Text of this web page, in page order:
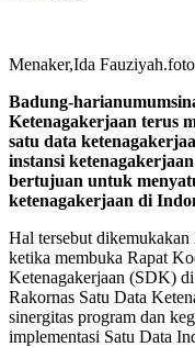
Menaker,Ida
Badung-
Ketenagakerjaan terus
satu data
instansi
bertujuan untuk
ketenagakerjaan di
Hal tersebut
ketika membuka Rapat
Ketenagakerjaan (SDK)
Rakornas Satu Data
sinergitas program dan
implementasi Satu Data